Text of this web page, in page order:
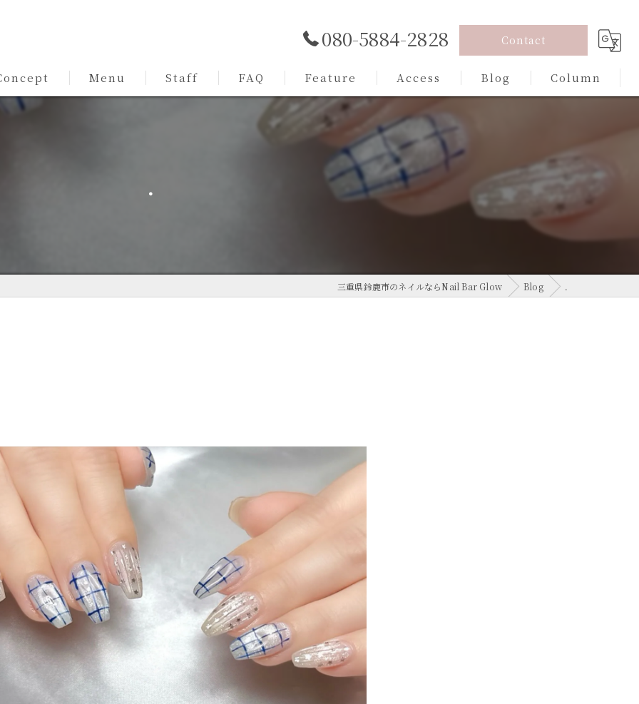
080-5884-2828 Contact
Menu Staff FAQ Feature
持ち込みデザイン
パラジェル
トレンド
Access Blog Column
．
三重県鈴鹿市のネイルならNail Bar Glow Blog ．